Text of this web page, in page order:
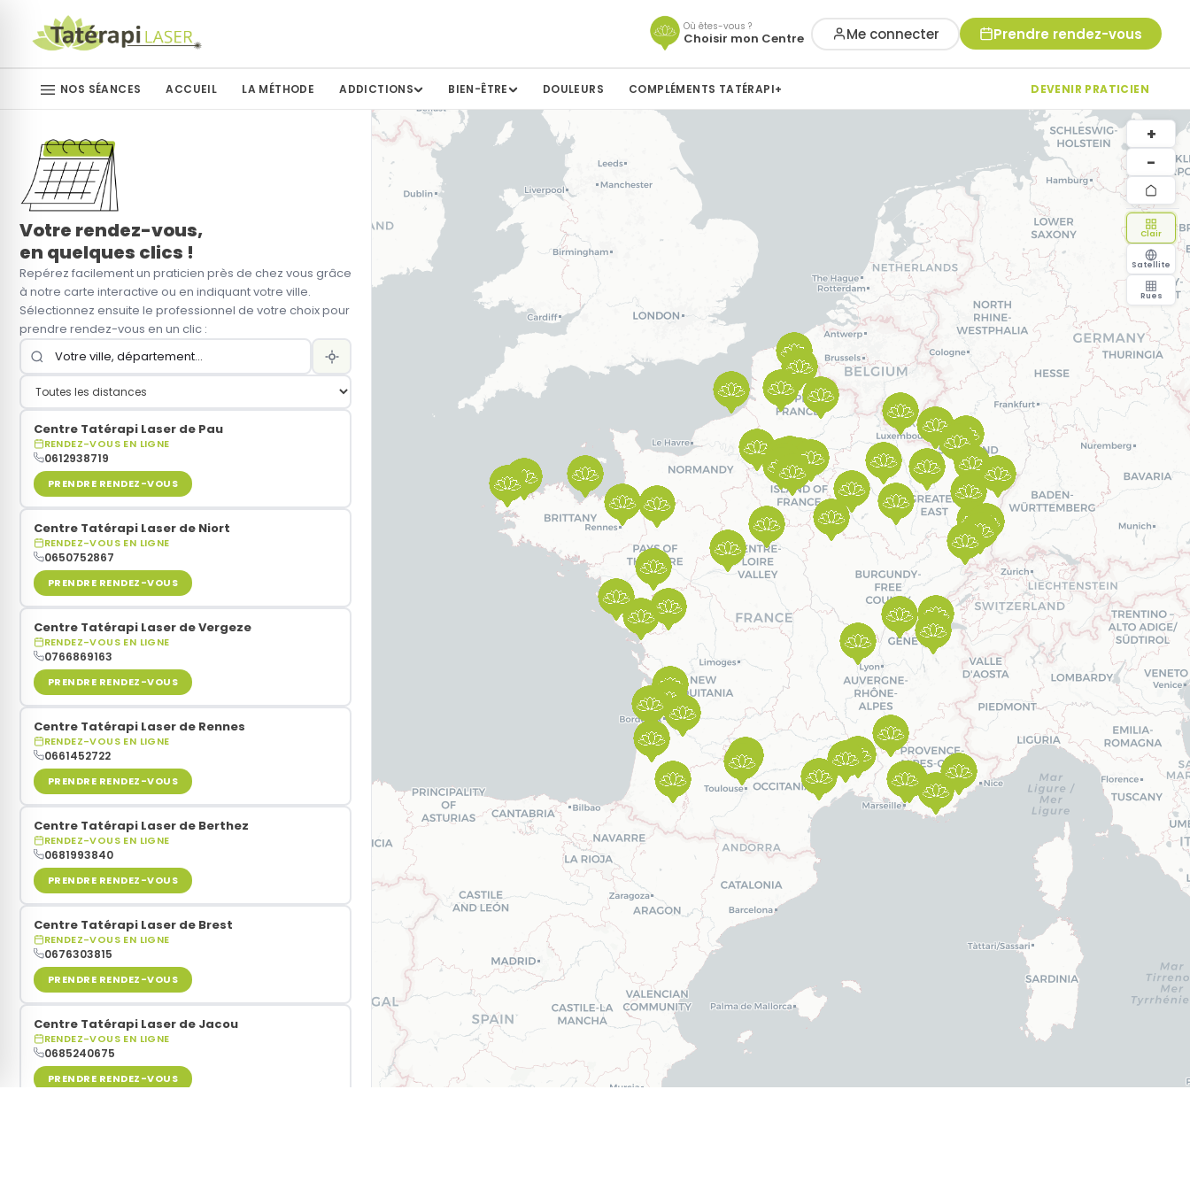
Où êtes-vous ?
Choisir mon Centre Me connecter Prendre rendez-vous
NOS SÉANCES ACCUEIL LA MÉTHODE ADDICTIONS BIEN-ÊTRE DOULEURS COMPLÉMENTS TATÉRAPI+ DEVENIR PRATICIEN
Votre rendez-vous,
en quelques clics !
Repérez facilement un praticien près de chez vous grâce
à notre carte interactive ou en indiquant votre ville.
Sélectionnez ensuite le professionnel de votre choix pour
prendre rendez-vous en un clic :
Centre Tatérapi Laser de Pau
RENDEZ-VOUS EN LIGNE
0612938719
PRENDRE RENDEZ-VOUS
Centre Tatérapi Laser de Niort
RENDEZ-VOUS EN LIGNE
0650752867
PRENDRE RENDEZ-VOUS
Centre Tatérapi Laser de Vergeze
RENDEZ-VOUS EN LIGNE
0766869163
PRENDRE RENDEZ-VOUS
Centre Tatérapi Laser de Rennes
RENDEZ-VOUS EN LIGNE
0661452722
PRENDRE RENDEZ-VOUS
Centre Tatérapi Laser de Berthez
RENDEZ-VOUS EN LIGNE
0681993840
PRENDRE RENDEZ-VOUS
Centre Tatérapi Laser de Brest
RENDEZ-VOUS EN LIGNE
0676303815
PRENDRE RENDEZ-VOUS
Centre Tatérapi Laser de Jacou
RENDEZ-VOUS EN LIGNE
0685240675
PRENDRE RENDEZ-VOUS
+
−
Clair
Satellite
Rues
Arrêt du sucre
Arrêt de la vapoteuse
Arrêt des drogues
Autres addictions
Perte de poids
Sommeil
Stress
Ménopause
Acouphènes
Douleurs
Arrêt du tabac
Simulez vos économies Prendre rendez-vous